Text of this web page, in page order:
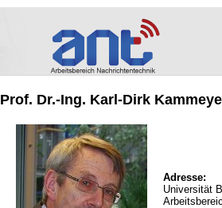
Prof. Dr.-Ing. Karl-Dirk
Adresse:
Universität